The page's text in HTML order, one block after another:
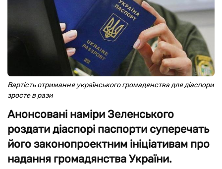
Вартість отримання українського громадянства для діаспори
зросте в рази
Анонсовані наміри Зеленського
роздати діаспорі паспорти суперечать
його законопроектним ініціативам про
надання громадянства України.